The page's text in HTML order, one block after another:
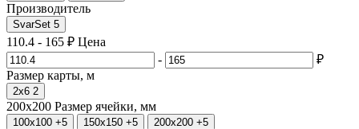
Производитель
SvarSet 5
110.4 - 165 ₽ Цена
-
₽
Размер карты, м
2х6 2
200х200 Размер ячейки, мм
100х100 +5 150х150 +5 200х200 +5